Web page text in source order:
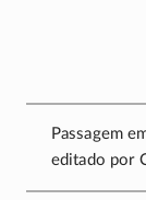
Passagem
editado por